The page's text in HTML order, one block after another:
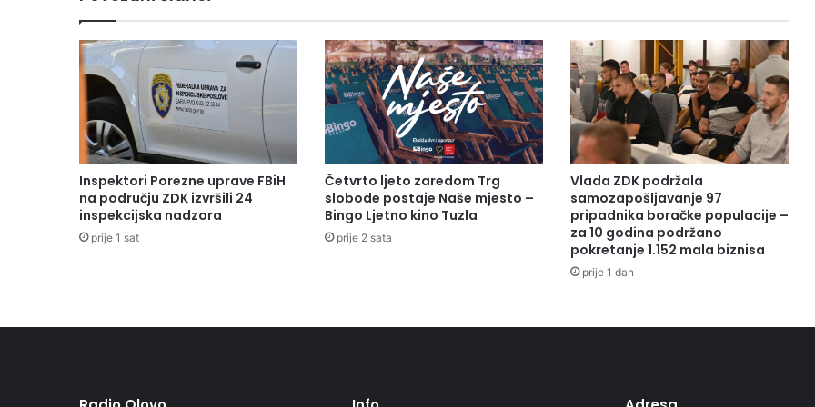
Inspektori Porezne uprave FBiH
na području ZDK izvršili 24
inspekcijska nadzora
prije 1 sat
Četvrto ljeto zaredom Trg
slobode postaje Naše mjesto –
Bingo Ljetno kino Tuzla
prije 2 sata
Vlada ZDK podržala
samozapošljavanje 97
pripadnika boračke populacije –
za 10 godina podržano
pokretanje 1.152 mala biznisa
prije 1 dan